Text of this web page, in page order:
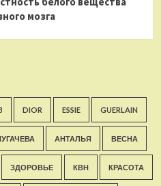
мозга
DIOR ESSIE GUERLAIN
АНТАЛЬЯ ВЕСНА
ЗДОРОВЬЕ КВН КРАСОТА